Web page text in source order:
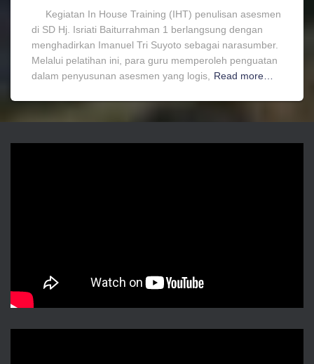
Kegiatan In House Training (IHT) penulisan asesmen
di SD Hj. Isriati Baiturrahman 1 berlangsung dengan
menghadirkan Imanuel Tri Suyoto sebagai narasumber.
Melalui pelatihan ini, para guru memperoleh penguatan
dalam penyusunan asesmen yang logis, Read more…